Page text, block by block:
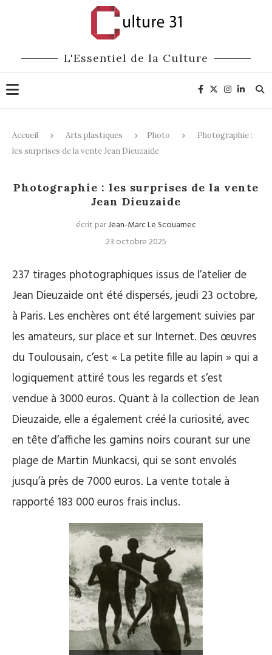
L'Essentiel de la Culture
Accueil Arts plastiques Photo
Photographie :
les surprises de la vente Jean Dieuzaide
Photographie : les surprises de la vente
Jean Dieuzaide
écrit parJean-Marc Le Scouarnec
23 octobre 2025
237 tirages photographiques issus de l’atelier de
Jean Dieuzaide ont été dispersés, jeudi 23 octobre,
à Paris. Les enchères ont été largement suivies par
les amateurs, sur place et sur Internet. Des œuvres
du Toulousain, c’est « La petite fille au lapin » qui a
logiquement attiré tous les regards et s’est
vendue à 3000 euros. Quant à la collection de Jean
Dieuzaide, elle a également créé la curiosité, avec
en tête d’affiche les gamins noirs courant sur une
plage de Martin Munkacsi, qui se sont envolés
jusqu’à près de 7000 euros. La vente totale à
rapporté 183 000 euros frais inclus.